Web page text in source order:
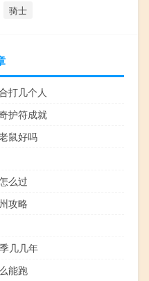
骑士
打几个人
护符成就
鼠好吗
么过
攻略
几几年
能跑